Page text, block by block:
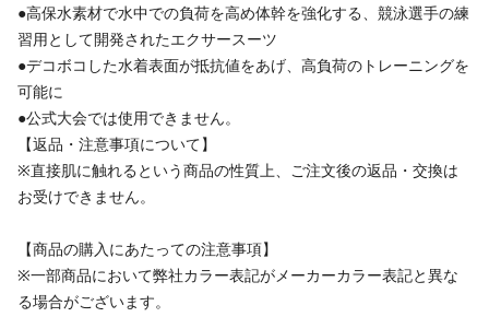
●高保水素材で水中での負荷を高め体幹を強化する、競泳選手の練
習用として開発されたエクサースーツ
●デコボコした水着表面が抵抗値をあげ、高負荷のトレーニングを
可能に
●公式大会では使用できません。
【返品・注意事項について】
※直接肌に触れるという商品の性質上、ご注文後の返品・交換は
お受けできません。
【商品の購入にあたっての注意事項】
※一部商品において弊社カラー表記がメーカーカラー表記と異な
る場合がございます。